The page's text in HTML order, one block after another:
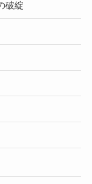
破綻